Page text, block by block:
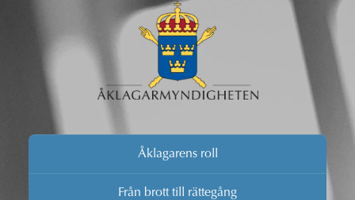
Åklagarens roll
Från brott till rättegång